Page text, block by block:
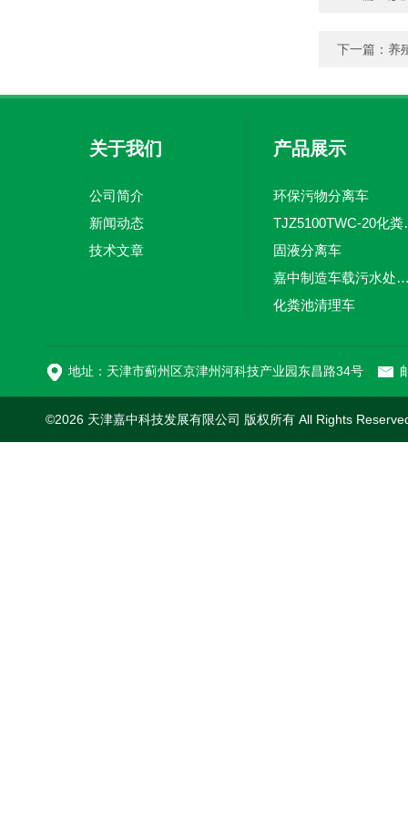
下一篇： 养
关于我们
公司简介
新闻动态
技术文章
产品展示
环保污物分离车
固液分离车
嘉中制造车载污水处理设备-环
化粪池清理车
地址：天津市蓟州区京津州河科技产业园东昌路34号
©2026 天津嘉中科技发展有限公司 版权所有 All Rights